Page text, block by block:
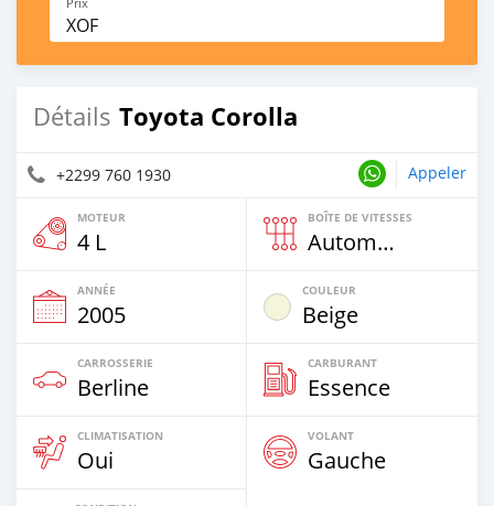
XOF
Détails Toyota Corolla
+2299 760 1930 Appeler
MOTEUR
4 L
BOÎTE DE VITESSES
Automatique
ANNÉE
2005
COULEUR
Beige
CARROSSERIE
Berline
CARBURANT
Essence
CLIMATISATION
Oui
VOLANT
Gauche